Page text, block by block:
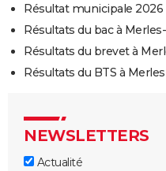
Résultat municipale
Résultats du bac à
Résultats du brevet à
Résultats du BTS à
NEWSLETTERS
Actualité